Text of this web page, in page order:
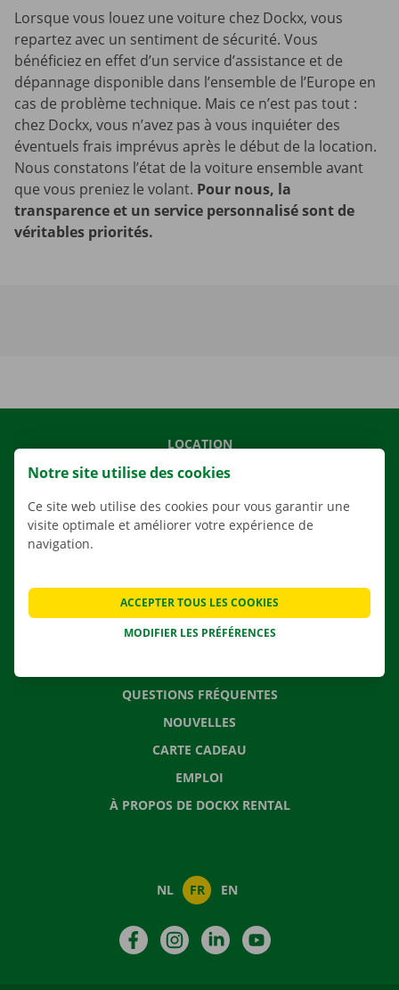
Lorsque vous louez une voiture chez Dockx, vous
repartez avec un sentiment de sécurité. Vous
bénéficiez en effet d’un service d’assistance et de
dépannage disponible dans l’ensemble de l’Europe en
cas de problème technique. Mais ce n’est pas tout :
chez Dockx, vous n’avez pas à vous inquiéter des
éventuels frais imprévus après le début de la location.
Nous constatons l’état de la voiture ensemble avant
que vous preniez le volant. Pour nous, la
transparence et un service personnalisé sont de
véritables priorités.
LOCATION
NOS VÉHICULES
NOS SERVICES
AGENCES
QUESTIONS FRÉQUENTES
NOUVELLES
CARTE CADEAU
EMPLOI
À PROPOS DE DOCKX RENTAL
NL FR EN
FacebookInstagramLinkedIn
Notre site utilise des cookies
Ce site web utilise des cookies pour vous garantir une
visite optimale et améliorer votre expérience de
navigation.
MODIFIER LES PRÉFÉRENCES
ACCEPTER TOUS LES COOKIES